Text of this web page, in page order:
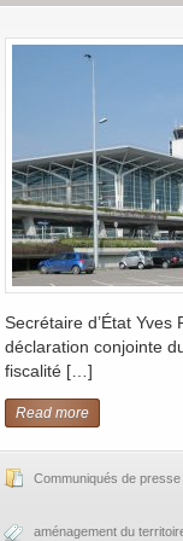
Secrétaire d’État
déclaration conjointe
fiscalité […]
Read more
Communiqués de presse
aménagement du